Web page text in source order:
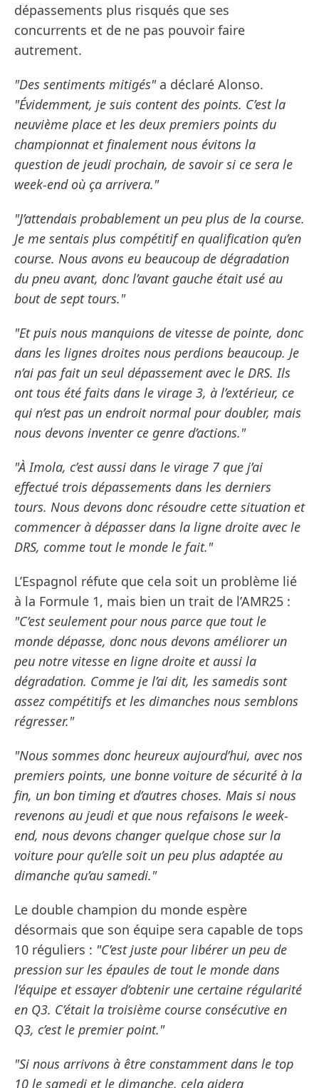
dépassements plus risqués que ses
concurrents et de ne pas pouvoir faire
autrement.
"Des sentiments mitigés"a déclaré Alonso.
"Évidemment, je suis content des points. C’est la
neuvième place et les deux premiers points du
championnat et finalement nous évitons la
question de jeudi prochain, de savoir si ce sera le
week-end où ça arrivera."
"J’attendais probablement un peu plus de la course.
Je me sentais plus compétitif en qualification qu’en
course. Nous avons eu beaucoup de dégradation
du pneu avant, donc l’avant gauche était usé au
bout de sept tours."
"Et puis nous manquions de vitesse de pointe, donc
dans les lignes droites nous perdions beaucoup. Je
n’ai pas fait un seul dépassement avec le DRS. Ils
ont tous été faits dans le virage 3, à l’extérieur, ce
qui n’est pas un endroit normal pour doubler, mais
nous devons inventer ce genre d’actions."
"À Imola, c’est aussi dans le virage 7 que j’ai
effectué trois dépassements dans les derniers
tours. Nous devons donc résoudre cette situation et
commencer à dépasser dans la ligne droite avec le
DRS, comme tout le monde le fait."
L’Espagnol réfute que cela soit un problème lié
à la Formule 1, mais bien un trait de l’AMR25 :
"C’est seulement pour nous parce que tout le
monde dépasse, donc nous devons améliorer un
peu notre vitesse en ligne droite et aussi la
dégradation. Comme je l’ai dit, les samedis sont
assez compétitifs et les dimanches nous semblons
régresser."
"Nous sommes donc heureux aujourd’hui, avec nos
premiers points, une bonne voiture de sécurité à la
fin, un bon timing et d’autres choses. Mais si nous
revenons au jeudi et que nous refaisons le week-
end, nous devons changer quelque chose sur la
voiture pour qu’elle soit un peu plus adaptée au
dimanche qu’au samedi."
Le double champion du monde espère
désormais que son équipe sera capable de tops
10 réguliers : "C’est juste pour libérer un peu de
pression sur les épaules de tout le monde dans
l’équipe et essayer d’obtenir une certaine régularité
en Q3. C’était la troisième course consécutive en
Q3, c’est le premier point."
"Si nous arrivons à être constamment dans le top
10 le samedi et le dimanche, cela aidera